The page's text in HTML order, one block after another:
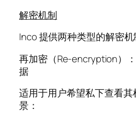
解密机制
Inco 提供两种类型的解密机
再加密（Re-encryption）
据
适用于用户希望私下查看
景：